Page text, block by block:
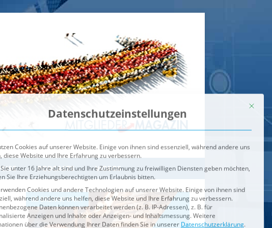
PODCASTS VIDEOS
IM BRENNPUNKT IM BRENNPUNKT
Cookies auf unserer Website. Einige von ihnen sind essenziell, während andere uns
diese Website und Ihre Erfahrung zu verbessern.
unter 16 Jahre alt sind und Ihre Zustimmung zu freiwilligen Diensten geben möchten,
Sie Ihre Erziehungsberechtigten um Erlaubnis bitten.
während andere uns helfen, diese Website und Ihre Erfahrung zu verbessern.
Daten können verarbeitet werden (z. B. IP-Adressen), z. B. für
Anzeigen und Inhalte oder Anzeigen- und Inhaltsmessung.Weitere
Ihre Auswahl jederzeit unterEinstellungenwiderrufen oder anpassen.
eine Liste der Service-Gruppen, für die eine Einwilligung erteilt werden
Essenziell Externe Medien
Speichern
Alle akzeptieren